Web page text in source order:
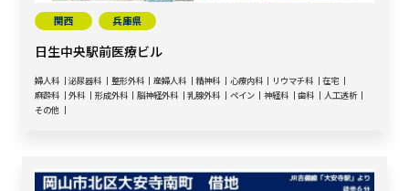
関西 兵庫県
日生中央駅前医療ビル
婦人科 泌尿器科 整形外科 産婦人科 精神科 心療内科 リウマチ科
在宅
麻酔科
外科 形成外科 脳神経外科 乳腺外科 ペイン 神経科 歯科
人工透析
その他